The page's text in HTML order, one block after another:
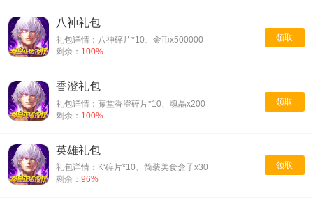
领取
八神礼包
礼包详情：八神碎片*10、金币x500000
剩余： 100%
领取
香澄礼包
礼包详情：藤堂香澄碎片*10、魂晶x200
剩余： 100%
领取
英雄礼包
礼包详情：K‘碎片*10、简装美食盒子x30
剩余： 96%